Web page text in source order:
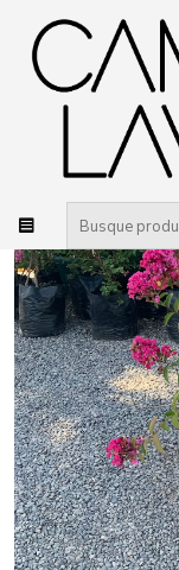
Inicio Planta Árboles